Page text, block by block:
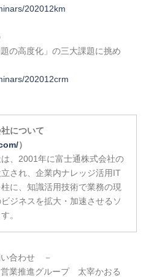
202012km
の高度化」の三大課題に挑め
202012crm
社について
）
、2001年に富士通株式会社の
され、企業内ナレッジ活用IT
に、知識活用技術で業務の現
ジネスを拡大・加速させるソ
。
合わせ －
業推進グループ 太宰かおる